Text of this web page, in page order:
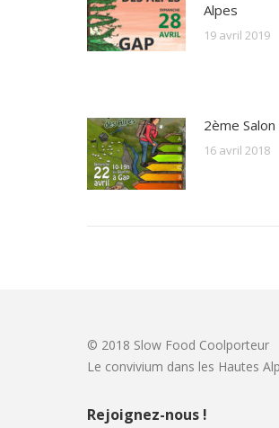
Alpes
19 avril 2019
2ème
16 avril 2018
© 2018 Slow Food Coolporteur
Le convivium dans les Hautes
Rejoignez-nous !